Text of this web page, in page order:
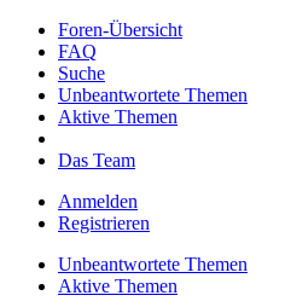
Foren-Übersicht
FAQ
Suche
Unbeantwortete Themen
Aktive Themen
Das Team
Anmelden
Registrieren
Unbeantwortete Themen
Aktive Themen